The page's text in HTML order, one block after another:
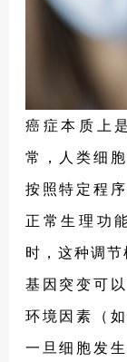
癌症本质上
常，人类细
按照特定程
正常生理功
时，这种调节
基因突变可
环境因素（
一旦细胞发